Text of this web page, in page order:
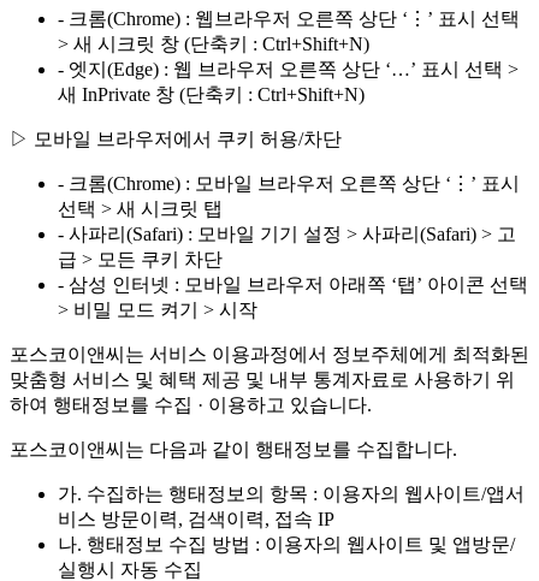
- 크롬(Chrome) : 웹브라우저 오른쪽 상단 ‘⋮’ 표시 선택
> 새 시크릿 창 (단축키 : Ctrl+Shift+N)
- 엣지(Edge) : 웹 브라우저 오른쪽 상단 ‘…’ 표시 선택 >
새 InPrivate 창 (단축키 : Ctrl+Shift+N)
▷ 모바일 브라우저에서 쿠키 허용/차단
- 크롬(Chrome) : 모바일 브라우저 오른쪽 상단 ‘⋮’ 표시
선택 > 새 시크릿 탭
- 사파리(Safari) : 모바일 기기 설정 > 사파리(Safari) > 고
급 > 모든 쿠키 차단
- 삼성 인터넷 : 모바일 브라우저 아래쪽 ‘탭’ 아이콘 선택
> 비밀 모드 켜기 > 시작
포스코이앤씨는 서비스 이용과정에서 정보주체에게 최적화된
맞춤형 서비스 및 혜택 제공 및 내부 통계자료로 사용하기 위
하여 행태정보를 수집 · 이용하고 있습니다.
포스코이앤씨는 다음과 같이 행태정보를 수집합니다.
가. 수집하는 행태정보의 항목 : 이용자의 웹사이트/앱서
비스 방문이력, 검색이력, 접속 IP
나. 행태정보 수집 방법 : 이용자의 웹사이트 및 앱방문/
실행시 자동 수집